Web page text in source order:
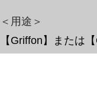
​＜用途＞
【Griffon】または